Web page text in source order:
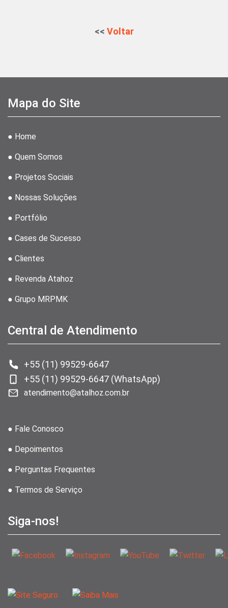
<< Voltar
Mapa do Site
● Home
● Quem Somos
● Projetos Sociais
● Nossas Soluções
● Portfólio
● Cases de Sucesso
● Clientes
● Revenda Atahoz
● Grupo MRPMK
Central de Atendimento
+55 (11) 99529-6647
+55 (11) 99529-6647 (WhatsApp)
atendimento@atalhoz.com.br
● Fale Conosco
● Depoimentos
● Perguntas Frequentes
● Termos de Serviço
Siga-nos!